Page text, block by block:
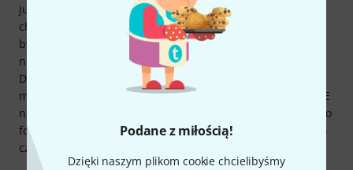
Podane z miłością!
Dzięki naszym plikom cookie chcielibyśmy
już od 200 lat. To straszna zmiana stylu, szczególnie jeśli
chodzi o kopiowanie ikony klaksonu. O walizce: Idealnie
byłoby, gdyby zmieścił się w niej także mój prosty stojak na
nuty K&M. Wystarczyłoby odrobinę więcej materiału z tyłu.
Dodatek: Przy odrobinie planowania stojak na nuty nadal
można zainstalować. Blisko, ale działa. Millenium GS-2005 E
nadaje się również jako stojak na tubę do 4-pierścieniowego
folderu muzycznego z grzbietem o średnicy 4 cm. Wszystko
czego potrzebuję.